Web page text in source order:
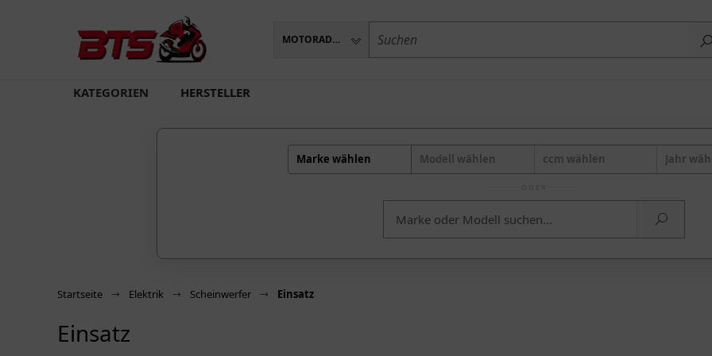
MOTORADTEILE
KATEGORIEN HERSTELLER
Marke wählen Modell wählen ccm wählen Jahr
Startseite Elektrik Scheinwerfer Einsatz
Einsatz